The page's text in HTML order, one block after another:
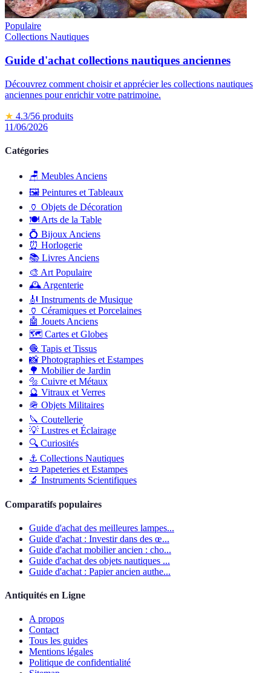
Populaire
Collections Nautiques
Guide d'achat collections nautiques anciennes
Découvrez comment choisir et apprécier les collections nautiques
anciennes pour enrichir votre patrimoine.
★ 4.3/56 produits
11/06/2026
Catégories
🪑 Meubles Anciens
🖼️ Peintures et Tableaux
🏺 Objets de Décoration
🍽️ Arts de la Table
💍 Bijoux Anciens
⏰ Horlogerie
📚 Livres Anciens
🎨 Art Populaire
🕰️ Argenterie
🎻 Instruments de Musique
🏺 Céramiques et Porcelaines
🤖 Jouets Anciens
🗺️ Cartes et Globes
🧶 Tapis et Tissus
📸 Photographies et Estampes
🌳 Mobilier de Jardin
🔩 Cuivre et Métaux
🔮 Vitraux et Verres
🪖 Objets Militaires
🔪 Coutellerie
💡 Lustres et Éclairage
🔍 Curiosités
⚓ Collections Nautiques
📜 Papeteries et Estampes
🔬 Instruments Scientifiques
Comparatifs populaires
Guide d'achat des meilleures lampes...
Guide d'achat : Investir dans des œ...
Guide d'achat mobilier ancien : cho...
Guide d'achat des objets nautiques ...
Guide d'achat : Papier ancien authe...
Antiquités en Ligne
A propos
Contact
Tous les guides
Mentions légales
Politique de confidentialité